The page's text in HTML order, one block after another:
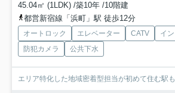
45.04㎡ (1LDK) /築10年 /10階建
都営新宿線「浜町」駅 徒歩12分
オートロック エレベーター CATV
イ
防犯カメラ
公共下水
エリア特化した地域密着型担当が初めて住む駅